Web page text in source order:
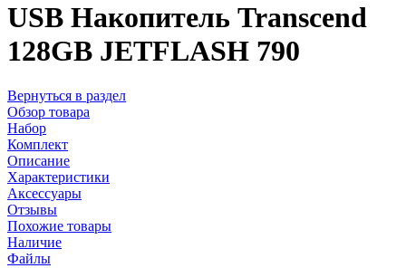
USB Накопитель Transcend
128GB JETFLASH 790
Вернуться в раздел
Обзор товара
Набор
Комплект
Описание
Характеристики
Аксессуары
Отзывы
Похожие товары
Наличие
Файлы